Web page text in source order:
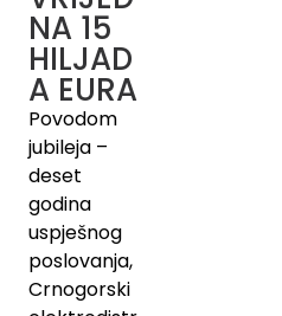
NA 15
HILJAD
A EURA
Povodom
jubileja –
deset
godina
uspješnog
poslovanja,
Crnogorski